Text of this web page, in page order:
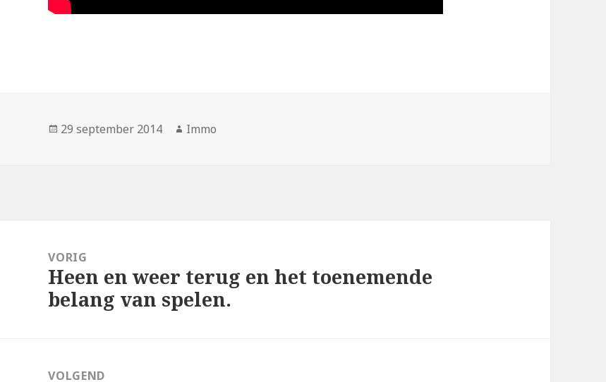
Geplaatst
29 september 2014 Auteur
Immo
navigatieVORIG
Vorig
bericht:
Heen en weer terug en het toenemende
belang van spelen.
VOLGEND